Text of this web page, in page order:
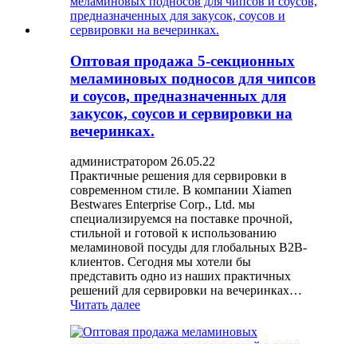
Оптовая продажа 5-секционных
меламиновых подносов для чипсов
и соусов, предназначенных для
закусок, соусов и сервировки на
вечеринках.
администратором 26.05.22
Практичные решения для сервировки в
современном стиле. В компании Xiamen
Bestwares Enterprise Corp., Ltd. мы
специализируемся на поставке прочной,
стильной и готовой к использованию
меламиновой посуды для глобальных B2B-
клиентов. Сегодня мы хотели бы
представить одно из наших практичных
решений для сервировки на вечеринках…
Читать далее